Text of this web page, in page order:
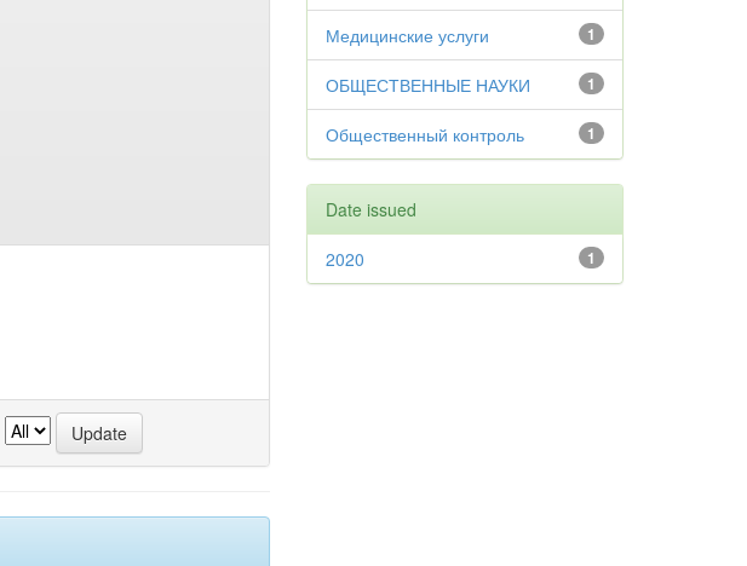
1
Медицинские услуги
1
ОБЩЕСТВЕННЫЕ НАУКИ
1
Общественный контроль
Date issued
1
2020